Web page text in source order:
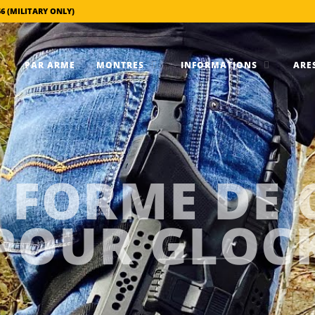
(MILITARY ONLY)
PAR ARME MONTRES INFORMATIONS
DE